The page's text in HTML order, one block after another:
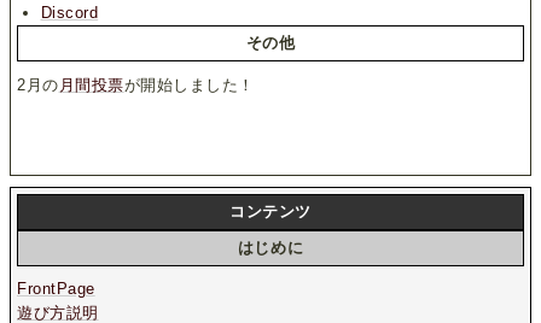
Discord
その他
2月の 月間投票が開始しました！
コンテンツ
はじめに
FrontPage
遊び方説明